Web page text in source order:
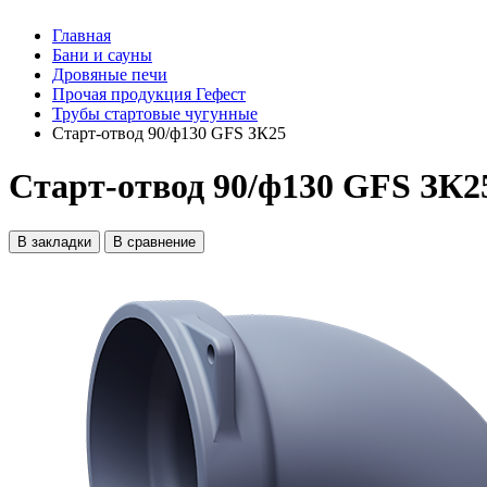
Главная
Бани и сауны
Дровяные печи
Прочая продукция Гефест
Трубы стартовые чугунные
Старт-отвод 90/ф130 GFS ЗК25
Старт-отвод 90/ф130 GFS
В закладки В сравнение